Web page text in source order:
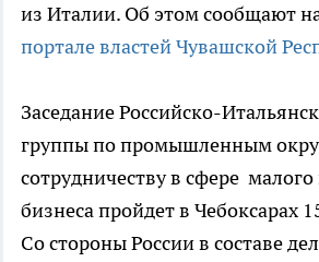
из Италии. Об этом сообщают
портале властей Чувашской
Заседание Российско-
группы по промышленным
сотрудничеству в сфере малого
бизнеса пройдет в Чебоксарах
Со стороны России в составе